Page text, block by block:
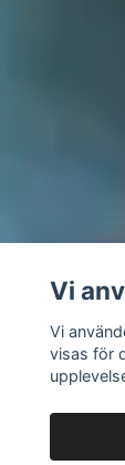
Vi
Vi
visas för